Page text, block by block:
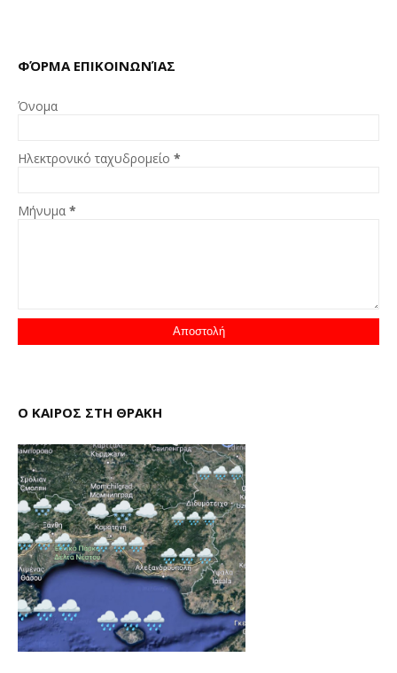
ΦΌΡΜΑ ΕΠΙΚΟΙΝΩΝΊΑΣ
Όνομα
Ηλεκτρονικό ταχυδρομείο *
Μήνυμα *
Ο ΚΑΙΡΟΣ ΣΤΗ ΘΡΑΚΗ